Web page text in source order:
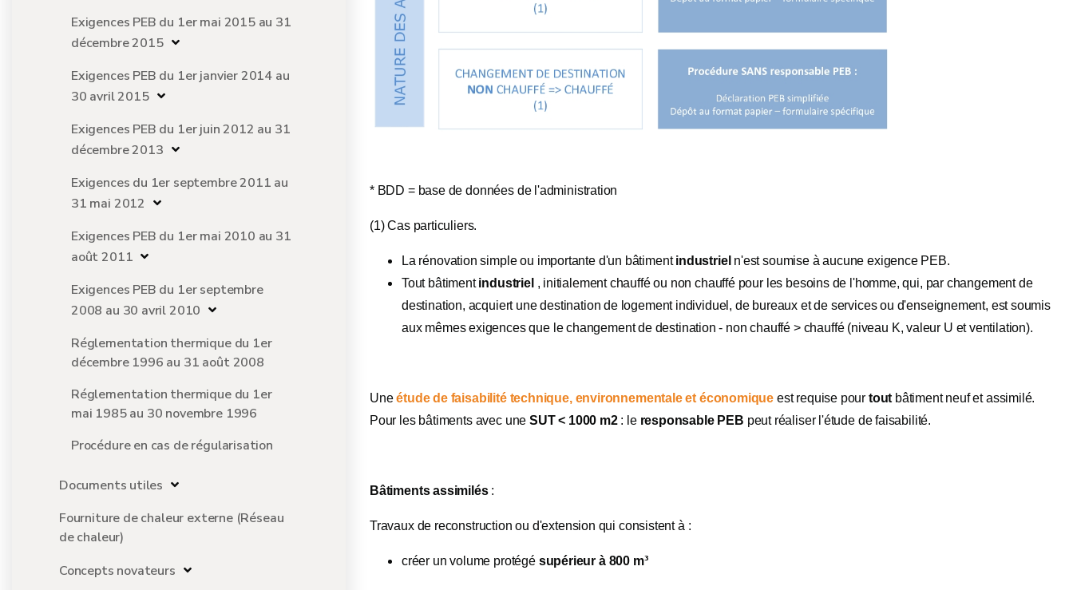
Exigences PEB du 1er mai 2015 au 31
décembre 2015
Exigences PEB du 1er janvier 2014 au
30 avril 2015
Exigences PEB du 1er juin 2012 au 31
décembre 2013
Exigences du 1er septembre 2011 au
31 mai 2012
Exigences PEB du 1er mai 2010 au 31
août 2011
Exigences PEB du 1er septembre
2008 au 30 avril 2010
Réglementation thermique du 1er
décembre 1996 au 31 août 2008
Réglementation thermique du 1er
mai 1985 au 30 novembre 1996
Procédure en cas de régularisation
Documents utiles
Fourniture de chaleur externe (Réseau
de chaleur)
Concepts novateurs
* BDD = base de données de l'administration
(1) Cas particuliers.
La rénovation simple ou importante d'un bâtimentindustriel n'est soumise à aucune exigence PEB.
Tout bâtimentindustriel , initialement chauffé ou non chauffé pour les besoins de l'homme, qui, par changement de
destination, acquiert une destination de logement individuel, de bureaux et de services ou d'enseignement, est soumis
aux mêmes exigences que le changement de destination - non chauffé > chauffé (niveau K, valeur U et ventilation).
Uneétude de faisabilité technique, environnementale et économique est requise pour tout bâtiment neuf et assimilé.
Pour les bâtiments avec une SUT < 1000 m2: le responsable PEB peut réaliser l'étude de faisabilité.
Bâtiments assimilés:
Travaux de reconstruction ou d'extension qui consistent à :
créer un volume protégé supérieur à 800 m³